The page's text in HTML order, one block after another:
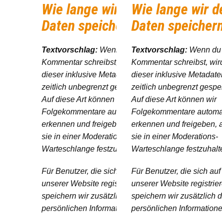
Wie lange wir deine
Daten speichern
Textvorschlag: Wenn du einen
Kommentar schreibst, wird
dieser inklusive Metadaten
zeitlich unbegrenzt gespeichert.
Auf diese Art können wir
Folgekommentare automatisch
erkennen und freigeben, anstatt
sie in einer Moderations-
Warteschlange festzuhalten.
Für Benutzer, die sich auf
unserer Website registrieren,
speichern wir zusätzlich die
persönlichen Informationen, die
Wie lange wir
Daten
Textvorschlag: Wenn
Kommentar schreibst,
dieser inklusive
zeitlich unbegrenzt
Auf diese Art können wir
Folgekommentare
erkennen und freigeben,
sie in einer Moderations-
Warteschlange
Für Benutzer, die sich auf
unserer Website
speichern wir zusätzlich
persönlichen